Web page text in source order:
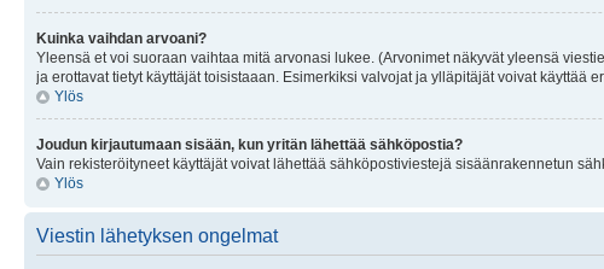
Kuinka vaihdan arvoani?
Yleensä et voi suoraan vaihtaa mitä arvonasi lukee. (Arvonimet näkyvät yleensä
ja erottavat tietyt käyttäjät toisistaaan. Esimerkiksi valvojat ja ylläpitäjät voivat
Ylös
Joudun kirjautumaan sisään, kun yritän lähettää sähköpostia?
Vain rekisteröityneet käyttäjät voivat lähettää sähköpostiviestejä sisäänrakennetun
Ylös
Viestin lähetyksen ongelmat